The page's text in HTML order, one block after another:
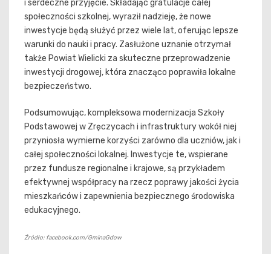
i serdeczne przyjęcie. Składając gratulacje całej
społeczności szkolnej, wyraził nadzieję, że nowe
inwestycje będą służyć przez wiele lat, oferując lepsze
warunki do nauki i pracy. Zasłużone uznanie otrzymał
także Powiat Wielicki za skuteczne przeprowadzenie
inwestycji drogowej, która znacząco poprawiła lokalne
bezpieczeństwo.
Podsumowując, kompleksowa modernizacja Szkoły
Podstawowej w Zręczycach i infrastruktury wokół niej
przyniosła wymierne korzyści zarówno dla uczniów, jak i
całej społeczności lokalnej. Inwestycje te, wspierane
przez fundusze regionalne i krajowe, są przykładem
efektywnej współpracy na rzecz poprawy jakości życia
mieszkańców i zapewnienia bezpiecznego środowiska
edukacyjnego.
Źródło: facebook.com/GminaGdow